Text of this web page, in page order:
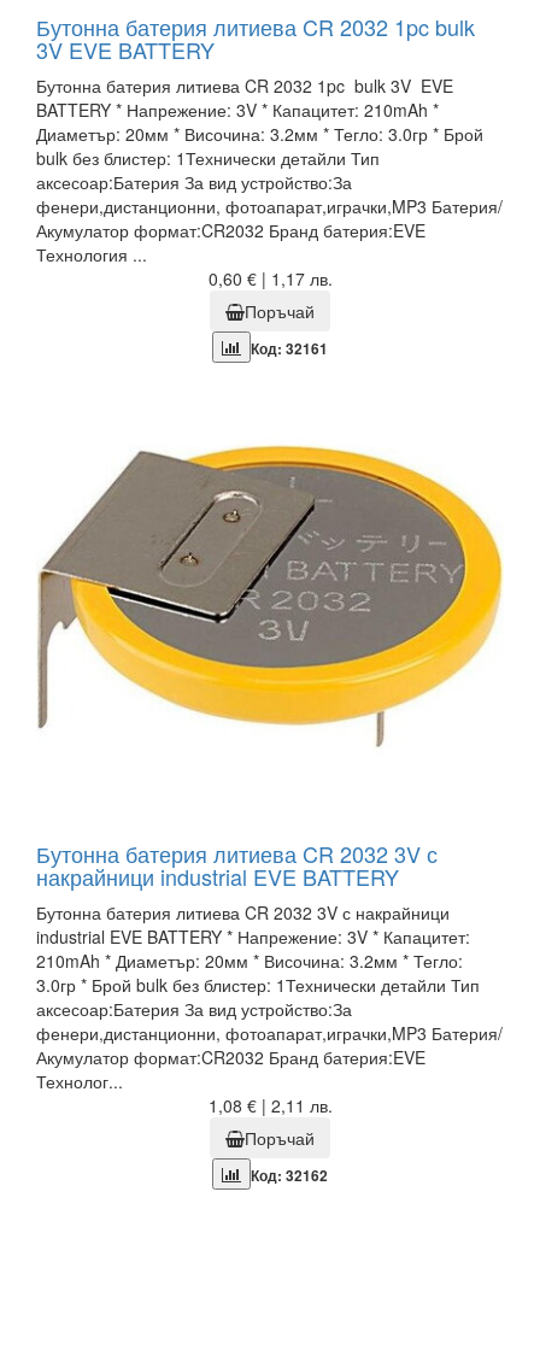
Бутонна батерия литиева CR 2032 1pc bulk
3V EVE BATTERY
Бутонна батерия литиева CR 2032 1pc bulk 3V EVE
BATTERY * Напрежение: 3V * Капацитет: 210mAh *
Диаметър: 20мм * Височина: 3.2мм * Тегло: 3.0гр * Брой
bulk без блистер: 1Технически детайли Тип
аксесоар:Батерия За вид устройство:За
фенери,дистанционни, фотоапарат,играчки,MP3 Батерия/
Акумулатор формат:CR2032 Бранд батерия:EVE
Технология ...
0,60 € | 1,17 лв.
Поръчай
Код: 32161
Бутонна батерия литиева CR 2032 3V с
накрайници industrial EVE BATTERY
Бутонна батерия литиева CR 2032 3V с накрайници
industrial EVE BATTERY * Напрежение: 3V * Капацитет:
210mAh * Диаметър: 20мм * Височина: 3.2мм * Тегло:
3.0гр * Брой bulk без блистер: 1Технически детайли Тип
аксесоар:Батерия За вид устройство:За
фенери,дистанционни, фотоапарат,играчки,MP3 Батерия/
Акумулатор формат:CR2032 Бранд батерия:EVE
Технолог...
1,08 € | 2,11 лв.
Поръчай
Код: 32162